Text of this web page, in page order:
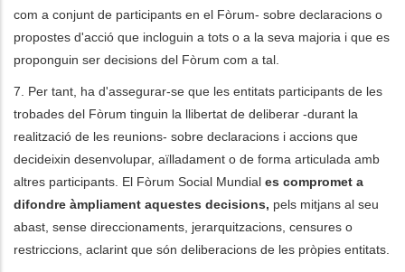
com a conjunt de participants en el Fòrum- sobre declaracions o
propostes d'acció que incloguin a tots o a la seva majoria i que es
proponguin ser decisions del Fòrum com a tal.
7. Per tant, ha d'assegurar-se que les entitats participants de les
trobades del Fòrum tinguin la llibertat de deliberar -durant la
realització de les reunions- sobre declaracions i accions que
decideixin desenvolupar, aïlladament o de forma articulada amb
altres participants. El Fòrum Social Mundial es compromet a
difondre àmpliament aquestes decisions, pels mitjans al seu
abast, sense direccionaments, jerarquitzacions, censures o
restriccions, aclarint que són deliberacions de les pròpies entitats.